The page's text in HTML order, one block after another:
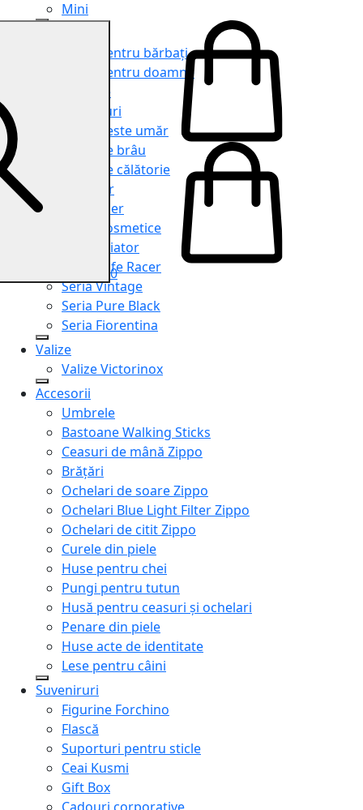
Mini
Genți pentru bărbați
Genți pentru doamne
Serviete
Rucsacuri
Genți peste umăr
Genți de brâu
Genți de călătorie
Shopper
Organiser
Truse cosmetice
Seria Aviator
Seria Cafe Racer
Seria Vintage
Seria Pure Black
Seria Fiorentina
Valize
Valize Victorinox
Accesorii
Umbrele
Bastoane Walking Sticks
Ceasuri de mână Zippo
Brățări
Ochelari de soare Zippo
Ochelari Blue Light Filter Zippo
Ochelari de citit Zippo
Curele din piele
Huse pentru chei
Pungi pentru tutun
Husă pentru ceasuri și ochelari
Penare din piele
Huse acte de identitate
Lese pentru câini
Suveniruri
Figurine Forchino
Flască
Suporturi pentru sticle
Ceai Kusmi
Gift Box
0